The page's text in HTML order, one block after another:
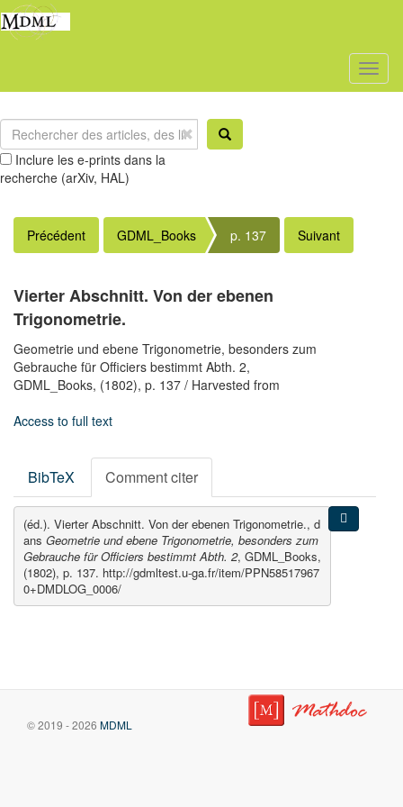
Inclure les e-prints dans la
recherche (arXiv, HAL)
Précédent GDML_Books p. 137 Suivant
Vierter Abschnitt. Von der ebenen
Trigonometrie.
Geometrie und ebene Trigonometrie, besonders zum
Gebrauche für Officiers bestimmt Abth. 2,
GDML_Books, (1802), p. 137 / Harvested from
Access to full text
BibTeX Comment citer
(éd.). Vierter Abschnitt. Von der ebenen Trigonometrie., d
ans Geometrie und ebene Trigonometrie, besonders zum
Gebrauche für Officiers bestimmt Abth. 2, GDML_Books,
(1802), p. 137. http://gdmltest.u-ga.fr/item/PPN58517967
0+DMDLOG_0006/
© 2019 - 2026 MDML